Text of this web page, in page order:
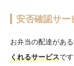
安否確認サー
お弁当の配達があ
くれるサービスで